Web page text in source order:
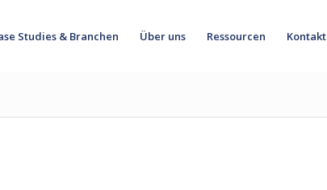
Studies & Branchen Über uns Ressourcen Kontakt